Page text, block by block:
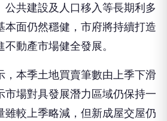
公共建設及人口移入等長期利多
本面仍然穩健，市府將持續打造
動產市場健全發展。
，本季土地買賣筆數由上季下滑
市場對具發展潛力區域仍保持一
雖較上季略減，但新成屋交屋仍